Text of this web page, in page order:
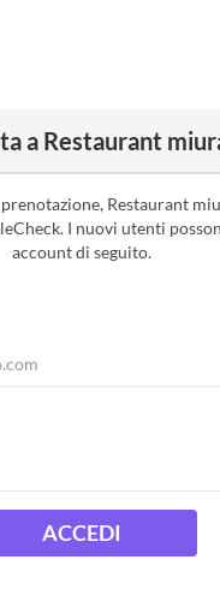
a Restaurant
Restaurant
I nuovi utenti
account di seguito.
ACCEDI